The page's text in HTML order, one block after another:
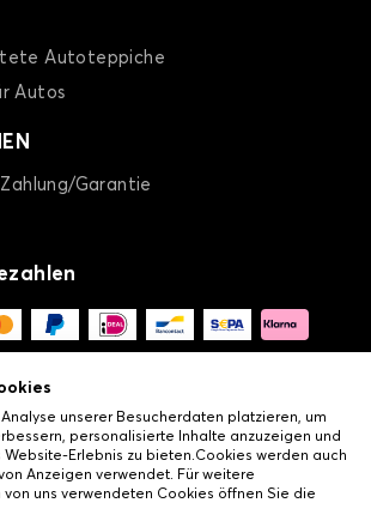
Autoteppiche
Autos
Garantie
unserer Besucherdaten platzieren, um
personalisierte Inhalte anzuzeigen und
Website-Erlebnis zu bieten.Cookies werden auch
Anzeigen verwendet. Für weitere
von uns verwendeten Cookies öffnen Sie die